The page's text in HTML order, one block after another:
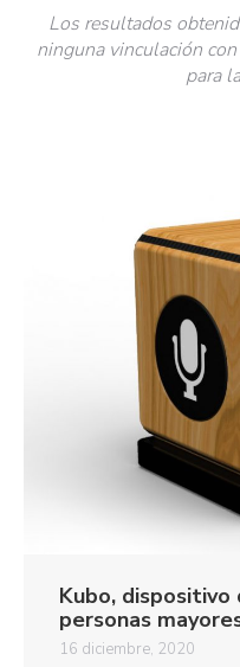
Los resultados
ninguna vinculación
para
Kubo, dispositivo
personas
16 diciembre, 2020